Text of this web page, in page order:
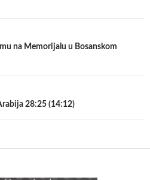
na Memorijalu u Bosanskom
28:25 (14:12)